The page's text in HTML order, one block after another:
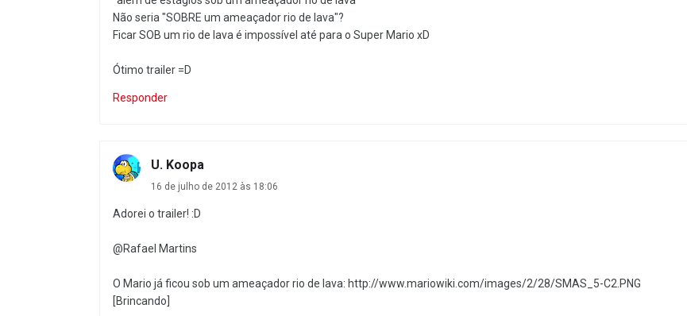
Não seria "SOBRE um ameaçador rio de lava"?
Ficar SOB um rio de lava é impossível até para o Super Mario xD
Ótimo trailer =D
Responder
U. Koopa
16 de julho de 2012 às 18:06
Adorei o trailer! :D
@Rafael Martins
O Mario já ficou sob um ameaçador rio de lava: http://www.mariowiki.com/images/2/28/SMAS_5-C2.PNG
[Brincando]